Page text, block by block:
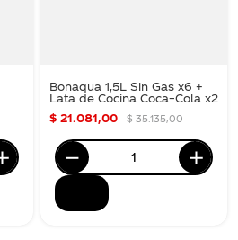
Bonaqua 1,5L Sin Gas x6 +
Lata de Cocina Coca–Cola x2
$ 21.081,00 $ 35.135,00